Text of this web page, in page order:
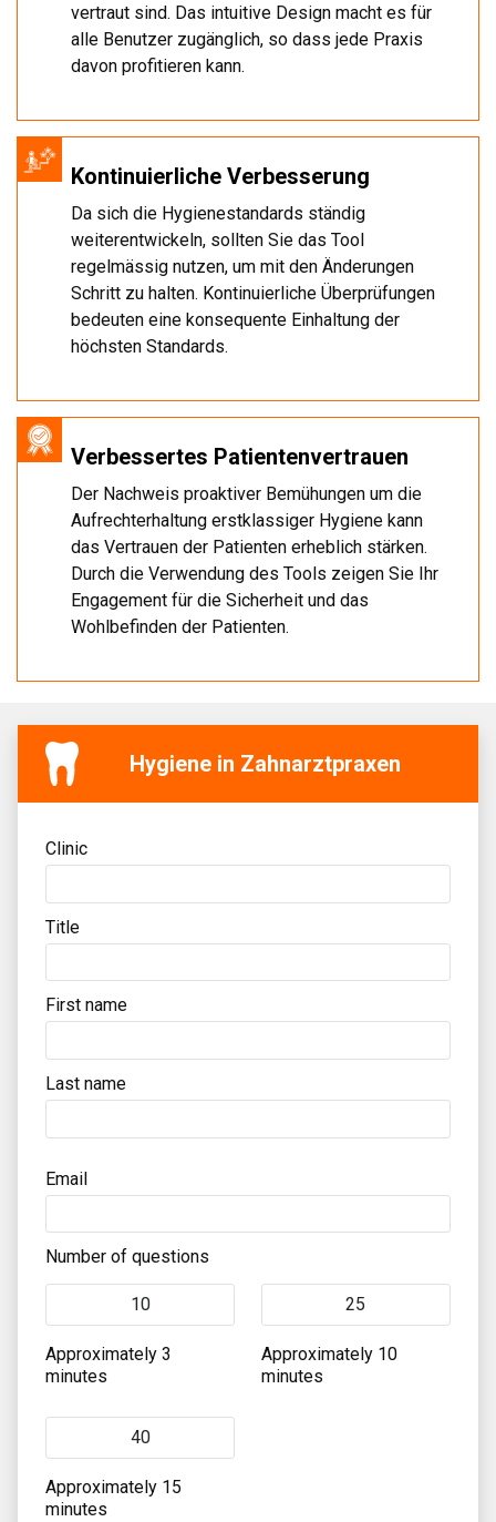
vertraut sind. Das intuitive Design macht es für
alle Benutzer zugänglich, so dass jede Praxis
davon profitieren kann.
Kontinuierliche Verbesserung
Da sich die Hygienestandards ständig
weiterentwickeln, sollten Sie das Tool
regelmässig nutzen, um mit den Änderungen
Schritt zu halten. Kontinuierliche Überprüfungen
bedeuten eine konsequente Einhaltung der
höchsten Standards.
Verbessertes Patientenvertrauen
Der Nachweis proaktiver Bemühungen um die
Aufrechterhaltung erstklassiger Hygiene kann
das Vertrauen der Patienten erheblich stärken.
Durch die Verwendung des Tools zeigen Sie Ihr
Engagement für die Sicherheit und das
Wohlbefinden der Patienten.
Hygiene in Zahnarztpraxen
Clinic
Title
First name
Last name
Email
Number of questions
10
Approximately 3
minutes
25
Approximately 10
minutes
40
Approximately 15
minutes